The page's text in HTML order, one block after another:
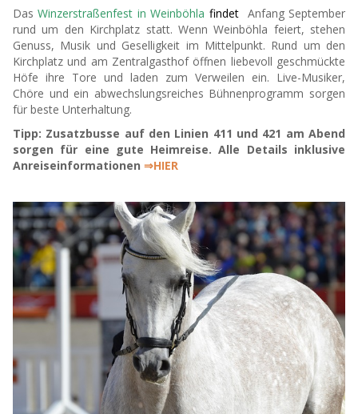
DasWinzerstraßenfest in Weinböhla findet Anfang September
rund um den Kirchplatz statt. Wenn Weinböhla feiert, stehen
Genuss, Musik und Geselligkeit im Mittelpunkt. Rund um den
Kirchplatz und am Zentralgasthof öffnen liebevoll geschmückte
Höfe ihre Tore und laden zum Verweilen ein. Live-Musiker,
Chöre und ein abwechslungsreiches Bühnenprogramm sorgen
für beste Unterhaltung.
Tipp: Zusatzbusse auf den Linien 411 und 421 am Abend
sorgen für eine gute Heimreise. Alle Details inklusive
Anreiseinformationen ⇒HIER